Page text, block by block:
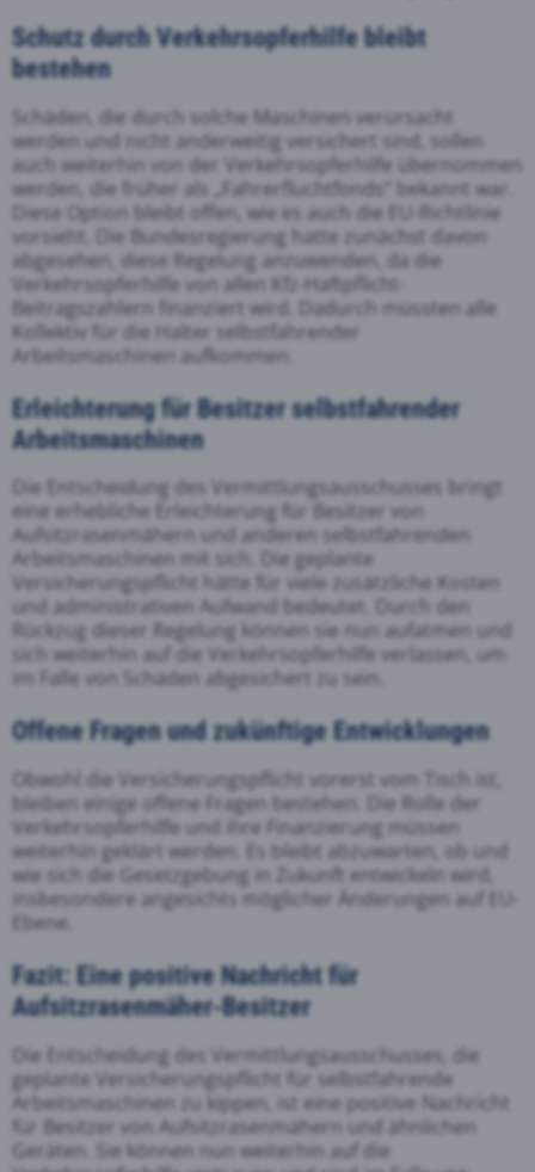
Schutz durch Verkehrsopferhilfe bleibt
bestehen
Schäden, die durch solche Maschinen verursacht
werden und nicht anderweitig versichert sind, sollen
auch weiterhin von der Verkehrsopferhilfe übernommen
werden, die früher als „Fahrerfluchtfonds“ bekannt war.
Diese Option bleibt offen, wie es auch die EU-Richtlinie
vorsieht. Die Bundesregierung hatte zunächst davon
abgesehen, diese Regelung anzuwenden, da die
Verkehrsopferhilfe von allen Kfz-Haftpflicht-
Beitragszahlern finanziert wird. Dadurch müssten alle
Kollektiv für die Halter selbstfahrender
Arbeitsmaschinen aufkommen.
Erleichterung für Besitzer selbstfahrender
Arbeitsmaschinen
Die Entscheidung des Vermittlungsausschusses bringt
eine erhebliche Erleichterung für Besitzer von
Aufsitzrasenmähern und anderen selbstfahrenden
Arbeitsmaschinen mit sich. Die geplante
Versicherungspflicht hätte für viele zusätzliche Kosten
und administrativen Aufwand bedeutet. Durch den
Rückzug dieser Regelung können sie nun aufatmen und
sich weiterhin auf die Verkehrsopferhilfe verlassen, um
im Falle von Schäden abgesichert zu sein.
Offene Fragen und zukünftige Entwicklungen
Obwohl die Versicherungspflicht vorerst vom Tisch ist,
bleiben einige offene Fragen bestehen. Die Rolle der
Verkehrsopferhilfe und ihre Finanzierung müssen
weiterhin geklärt werden. Es bleibt abzuwarten, ob und
wie sich die Gesetzgebung in Zukunft entwickeln wird,
insbesondere angesichts möglicher Änderungen auf EU-
Ebene.
Fazit: Eine positive Nachricht für
Aufsitzrasenmäher-Besitzer
Die Entscheidung des Vermittlungsausschusses, die
geplante Versicherungspflicht für selbstfahrende
Arbeitsmaschinen zu kippen, ist eine positive Nachricht
für Besitzer von Aufsitzrasenmähern und ähnlichen
Geräten. Sie können nun weiterhin auf die